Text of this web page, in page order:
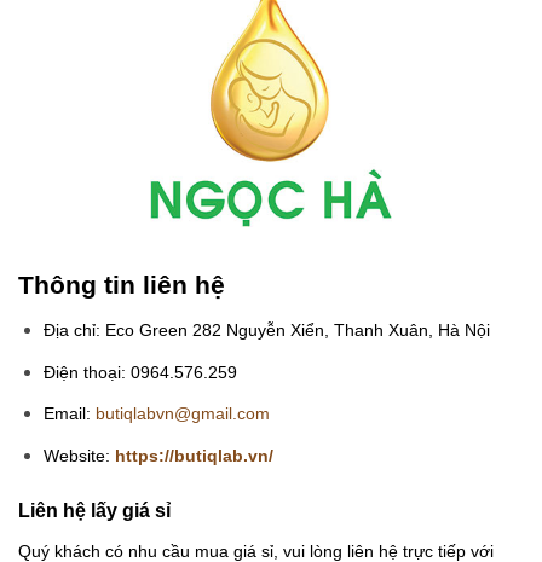
Thông tin liên hệ
Địa chỉ: Eco Green 282 Nguyễn Xiển, Thanh Xuân, Hà Nội
Điện thoại: 0964.576.259
Email: butiqlabvn@gmail.com
Website: https://butiqlab.vn/
Liên hệ lấy giá sỉ
Quý khách có nhu cầu mua giá sỉ, vui lòng liên hệ trực tiếp với